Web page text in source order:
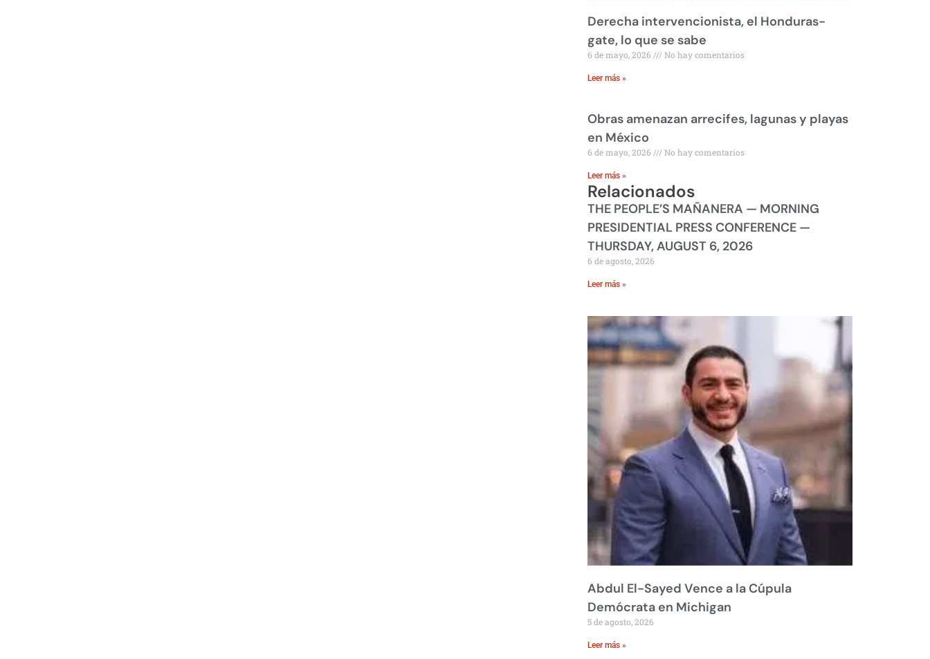
Derecha intervencionista, el Honduras-
gate, lo que se sabe
6 de mayo, 2026 No hay comentarios
Leer más »
Obras amenazan arrecifes, lagunas y playas
en México
6 de mayo, 2026 No hay comentarios
Leer más »
Relacionados
THE PEOPLE’S MAÑANERA — MORNING
PRESIDENTIAL PRESS CONFERENCE —
THURSDAY, AUGUST 6, 2026
6 de agosto, 2026
Leer más »
Abdul El-Sayed Vence a la Cúpula
Demócrata en Michigan
5 de agosto, 2026
Leer más »